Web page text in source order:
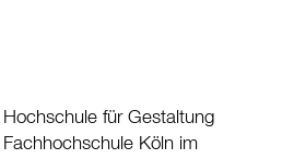
für Gestaltung
Köln im